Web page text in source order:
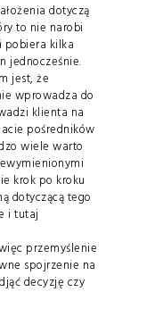
dotyczą
to nie narobi
pobiera kilka
jednocześnie.
jest, że
wprowadza do
klienta na
pośredników
wiele warto
krok po kroku
dotyczącą tego
i tutaj
przemyślenie
spojrzenie na
decyzję czy